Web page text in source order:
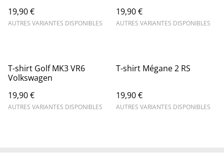
19,90 €
AUTRES VARIANTES DISPONIBLES
19,90 €
AUTRES VARIANTES DISPONIBLES
T-shirt Golf MK3 VR6
Volkswagen
19,90 €
AUTRES VARIANTES DISPONIBLES
T-shirt Mégane 2 RS
19,90 €
AUTRES VARIANTES DISPONIBLES